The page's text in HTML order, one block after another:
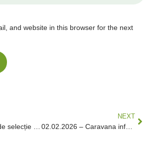
and website in this browser for the next
NEXT
02.02.2026 – Caravana informare